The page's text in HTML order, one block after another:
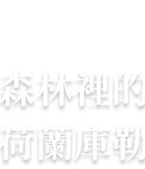
森林裡
荷蘭庫